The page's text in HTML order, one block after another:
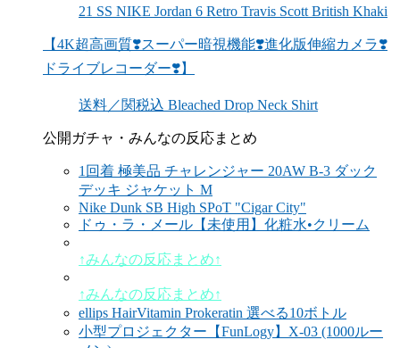
21 SS NIKE Jordan 6 Retro Travis Scott British Khaki
【4K超高画質❣️スーパー暗視機能❣️進化版伸縮カメラ❣️
ドライブレコーダー❣️】
送料／関税込 Bleached Drop Neck Shirt
公開ガチャ・みんなの反応まとめ
1回着 極美品 チャレンジャー 20AW B-3 ダック
デッキ ジャケット M
Nike Dunk SB High SPoT "Cigar City"
ドゥ・ラ・メール【未使用】化粧水•クリーム
↑みんなの反応まとめ↑
↑みんなの反応まとめ↑
ellips HairVitamin Prokeratin 選べる10ボトル
小型プロジェクター【FunLogy】X-03 (1000ルー